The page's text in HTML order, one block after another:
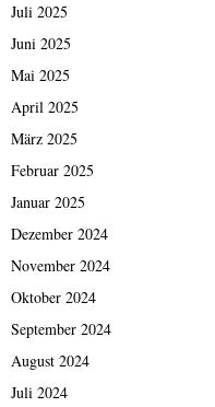
Juli 2025
Juni 2025
Mai 2025
April 2025
März 2025
Februar 2025
Januar 2025
Dezember 2024
November 2024
Oktober 2024
September 2024
August 2024
Juli 2024